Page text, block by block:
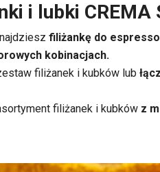
i lubki CREMA
filiżankę do
kobinacjach.
filiżanek i kubków lub
filiżanek i kubków z